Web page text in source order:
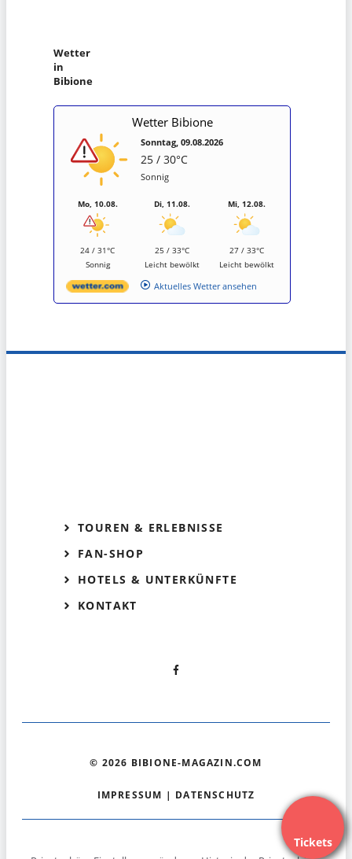
Wetter
in
Bibione
Wetter Bibione
Sonntag, 09.08.2026
25 / 30°C
Sonnig
Mo, 10.08.
24 / 31°C
Sonnig
Di, 11.08.
25 / 33°C
Leicht bewölkt
Mi, 12.08.
27 / 33°C
Leicht bewölkt
Aktuelles Wetter ansehen
Tickets
TOUREN & ERLEBNISSE
FAN-SHOP
HOTELS & UNTERKÜNFTE
KONTAKT
© 2026 BIBIONE-MAGAZIN.COM
IMPRESSUM | DATENSCHUTZ